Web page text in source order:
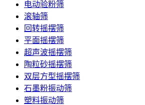
电动验粉筛
滚轴筛
回转摇摆筛
平面摇摆筛
超声波摇摆筛
陶粒砂摇摆筛
双层方型摇摆筛
石墨粉振动筛
塑料振动筛